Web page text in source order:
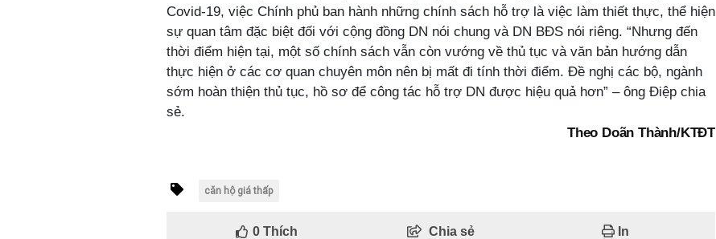
Covid-19, việc Chính phủ ban hành những chính sách hỗ trợ là việc làm thiết thực, thể hiện
sự quan tâm đặc biệt đối với cộng đồng DN nói chung và DN BĐS nói riêng. “Nhưng đến
thời điểm hiện tại, một số chính sách vẫn còn vướng về thủ tục và văn bản hướng dẫn
thực hiện ở các cơ quan chuyên môn nên bị mất đi tính thời điểm. Đề nghị các bộ, ngành
sớm hoàn thiện thủ tục, hồ sơ để công tác hỗ trợ DN được hiệu quả hơn” – ông Điệp chia
sẻ.
Theo Doãn Thành/KTĐT
căn hộ giá thấp
0Thích Chia sẻ In